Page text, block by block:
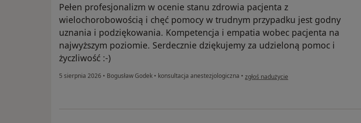
Pełen profesjonalizm w ocenie stanu zdrowia pacjenta z
wielochorobowością i chęć pomocy w trudnym przypadku jest godny
uznania i podziękowania. Kompetencja i empatia wobec pacjenta na
najwyższym poziomie. Serdecznie dziękujemy za udzieloną pomoc i
życzliwość :-)
5 sierpnia 2026 • Bogusław Godek • konsultacja anestezjologiczna • w opinii użytkownika L H-R
zgłoś nadużycie